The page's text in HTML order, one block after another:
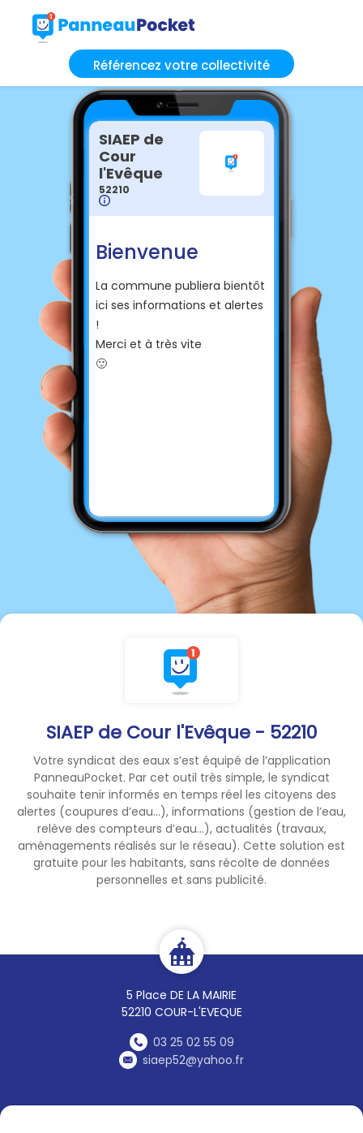
Référencez votre collectivité
SIAEP de Cour l'Evêque - 52210
Votre syndicat des eaux s’est équipé de l’application
PanneauPocket. Par cet outil très simple, le syndicat
souhaite tenir informés en temps réel les citoyens des
alertes (coupures d’eau...), informations (gestion de l’eau,
relève des compteurs d’eau...), actualités (travaux,
aménagements réalisés sur le réseau). Cette solution est
gratuite pour les habitants, sans récolte de données
personnelles et sans publicité.
5 Place DE LA MAIRIE
52210 COUR-L'EVEQUE
03 25 02 55 09
siaep52@yahoo.fr
SIAEP de
Cour
l'Evêque
52210
Bienvenue
La commune publiera bientôt
ici ses informations et alertes
!
Merci et à très vite
🙂